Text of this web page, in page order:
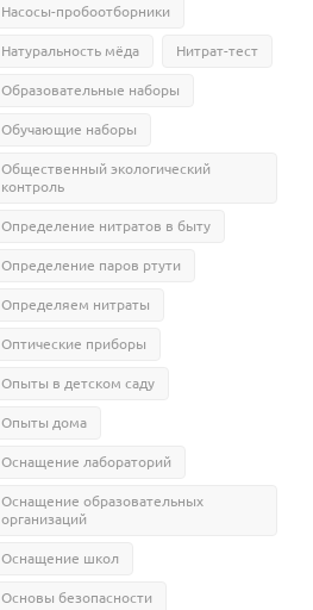
Насосы-пробоотборники
Натуральность мёда Нитрат-тест
Образовательные наборы
Обучающие наборы
Общественный экологический
контроль
Определение нитратов в быту
Определение паров ртути
Определяем нитраты
Оптические приборы
Опыты в детском саду
Опыты дома
Оснащение лабораторий
Оснащение образовательных
организаций
Оснащение школ
Основы безопасности